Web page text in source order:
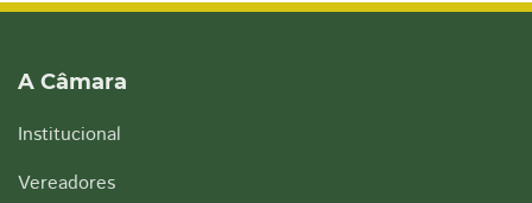
A Câmara
Institucional
Vereadores